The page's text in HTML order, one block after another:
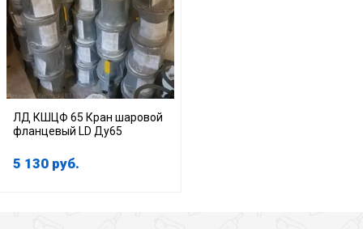
ЛД КШЦФ 65 Кран шаровой
фланцевый LD Ду65
5 130 руб.